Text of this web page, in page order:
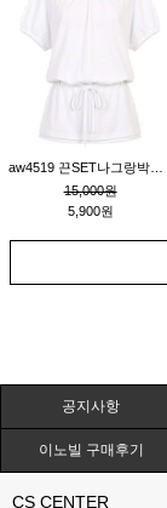
15,000원
5,900원
공지사항
이노빌 구매후기
CS CENTER